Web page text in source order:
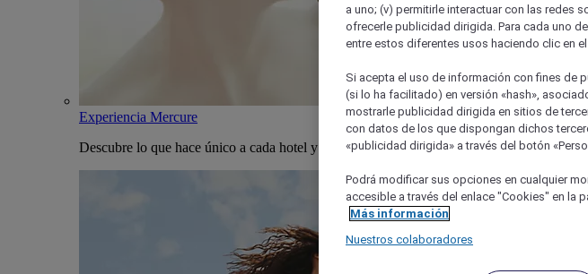
Experiencia Mercure
Descubre lo que hace único a cada hotel y estancia Mercure
a uno; (v) permitirle interactuar con las redes
ofrecerle publicidad dirigida. Para cada uno
entre estos diferentes usos haciendo clic en
Si acepta el uso de información con fines de
(si lo ha facilitado) en versión «hash»,
mostrarle publicidad dirigida en sitios de
con datos de los que dispongan dichos
«publicidad dirigida» a través del botón
Podrá modificar sus opciones en cualquier
accesible a través del enlace "Cookies" en la
Más información
Nuestros colaboradores